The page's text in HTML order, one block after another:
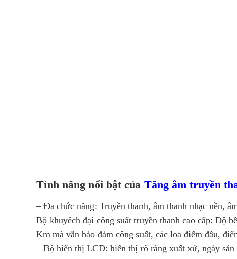
Tính năng nổi bật của Tăng âm truyền
– Đa chức năng: Truyền thanh, âm thanh nhạc nền,
Bộ khuyêch đại công suất truyền thanh cao cấp: Độ
Km mà vẫn bảo đảm công suất, các loa điểm đầu,
– Bộ hiển thị LCD: hiển thị rõ ràng xuất xứ, ngày